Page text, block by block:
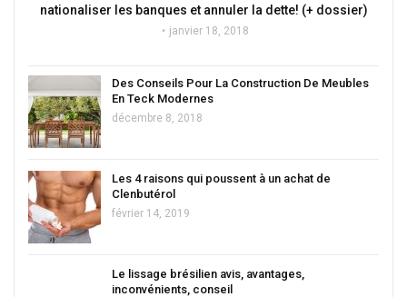
nationaliser les banques et annuler la dette! (+ dossier)
janvier 18, 2018
Des Conseils Pour La Construction De Meubles
En Teck Modernes
décembre 8, 2018
Les 4 raisons qui poussent à un achat de
Clenbutérol
février 14, 2019
Le lissage brésilien avis, avantages,
inconvénients, conseil